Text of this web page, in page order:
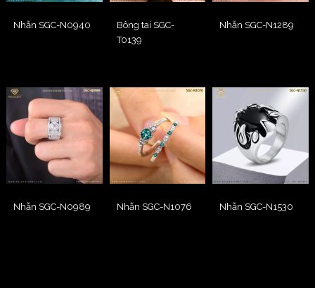
Nhẫn SGC-N0940
Bông tai SGC-
T0139
Nhẫn SGC-N1289
Nhẫn SGC-N0989 Nhẫn SGC-N1076 Nhẫn SGC-N1530